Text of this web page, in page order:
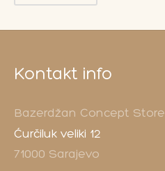
Kontakt info
Bazerdžan Concept Store
Ćurčiluk veliki 12
71000 Sarajevo